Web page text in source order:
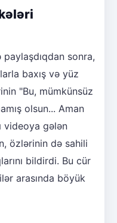
sonra,
baxış və yüz
"Bu, mümkünsüz
olsun... Aman
videoya gələn
özlərinin də sahili
bildirdi. Bu cür
arasında böyük